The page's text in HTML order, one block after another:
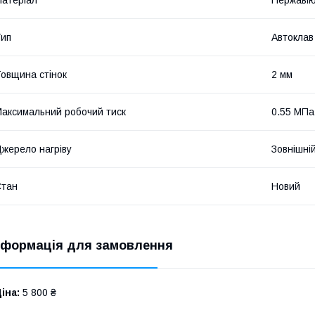
Автоклав
стінок 2 мм
робочий тиск 0.55 МПа
нагріву
Новий
для замовлення
5 800 ₴